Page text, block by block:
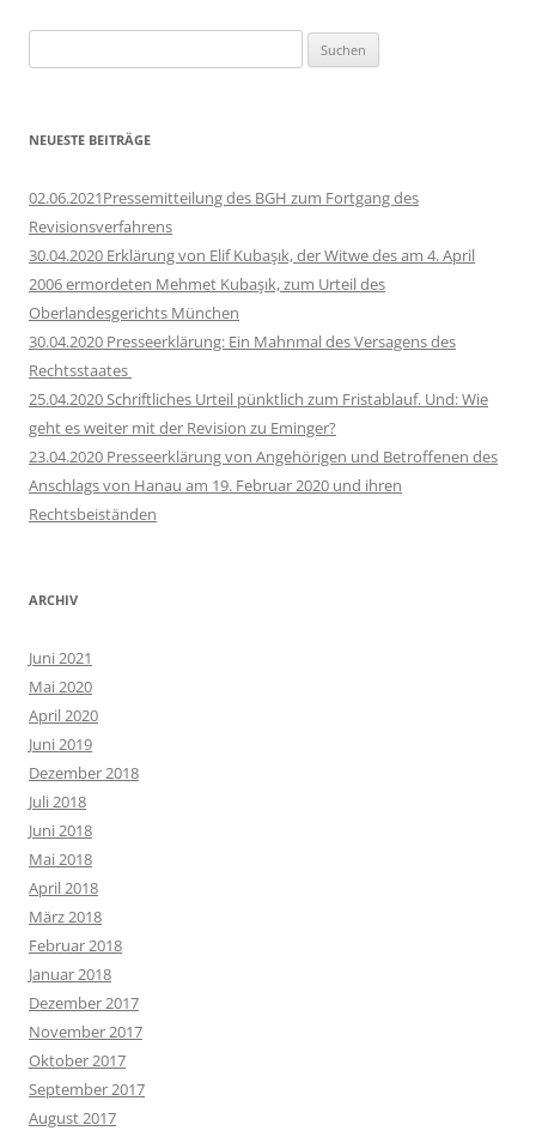
nach:
NEUESTE BEITRÄGE
02.06.2021Pressemitteilung des BGH zum Fortgang des
Revisionsverfahrens
30.04.2020 Erklärung von Elif Kubaşık, der Witwe des am 4. April
2006 ermordeten Mehmet Kubaşık, zum Urteil des
Oberlandesgerichts München
30.04.2020 Presseerklärung: Ein Mahnmal des Versagens des
Rechtsstaates
25.04.2020 Schriftliches Urteil pünktlich zum Fristablauf. Und: Wie
geht es weiter mit der Revision zu Eminger?
23.04.2020 Presseerklärung von Angehörigen und Betroffenen des
Anschlags von Hanau am 19. Februar 2020 und ihren
Rechtsbeiständen
ARCHIV
Juni 2021
Mai 2020
April 2020
Juni 2019
Dezember 2018
Juli 2018
Juni 2018
Mai 2018
April 2018
März 2018
Februar 2018
Januar 2018
Dezember 2017
November 2017
Oktober 2017
September 2017
August 2017